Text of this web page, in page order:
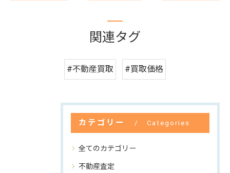
関連タグ
#不動産買取 #買取価格
カテゴリー Categories
全てのカテゴリー
不動産査定